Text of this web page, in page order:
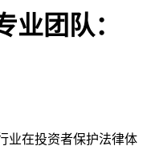
业团队：
业在投资者保护法律体